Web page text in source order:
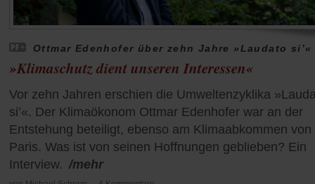
Ottmar Edenhofer über zehn Jahre »Laudato si’«
»Klimaschutz dient unseren Interessen«
Vor zehn Jahren erschien die Umweltenzyklika
si’«. Der Klimaökonom Ottmar Edenhofer war an der
Entstehung beteiligt, ebenso am Klimaabkommen von
Paris. Was ist von seinen Hoffnungen geblieben? Ein
Interview. /mehr